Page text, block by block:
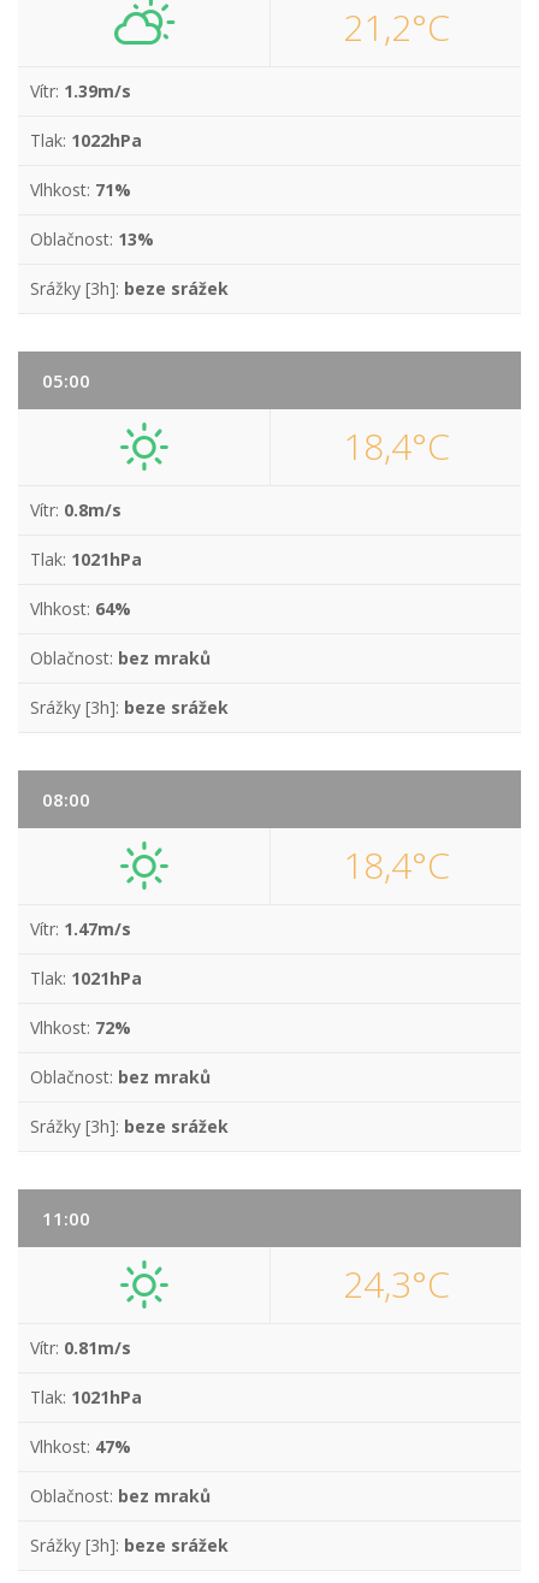
21,2°C
Vítr: 1.39m/s
Tlak: 1022hPa
Vlhkost: 71%
Oblačnost: 13%
Srážky [3h]: beze srážek
05:00
18,4°C
Vítr: 0.8m/s
Tlak: 1021hPa
Vlhkost: 64%
Oblačnost: bez mraků
Srážky [3h]: beze srážek
08:00
18,4°C
Vítr: 1.47m/s
Tlak: 1021hPa
Vlhkost: 72%
Oblačnost: bez mraků
Srážky [3h]: beze srážek
11:00
24,3°C
Vítr: 0.81m/s
Tlak: 1021hPa
Vlhkost: 47%
Oblačnost: bez mraků
Srážky [3h]: beze srážek